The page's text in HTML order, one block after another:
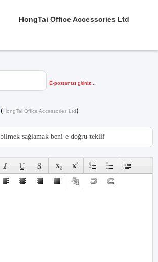
HongTai Office Accessories Ltd
E-postanızı giriniz...
(HongTai Office Accessories Ltd)